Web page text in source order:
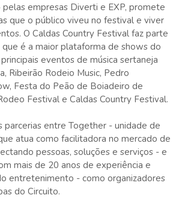
empresas Diverti e EXP, promete
que o público viveu no festival e viver
O Caldas Country Festival faz parte
é a maior plataforma de shows do
eventos de música sertaneja
Ribeirão Rodeio Music, Pedro
Festa do Peão de Boiadeiro de
Festival e Caldas Country Festival.
parcerias entre Together - unidade de
atua como facilitadora no mercado de
pessoas, soluções e serviços - e
mais de 20 anos de experiência e
entretenimento - como organizadores
do Circuito.